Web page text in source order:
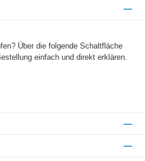
Über die folgende Schaltfläche
einfach und direkt erklären.